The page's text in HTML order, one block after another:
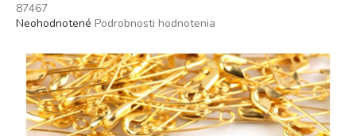
87467
Priemerné
produktu
0,0
hviezdičiek.
Neohodnotené Podrobnosti hodnotenia